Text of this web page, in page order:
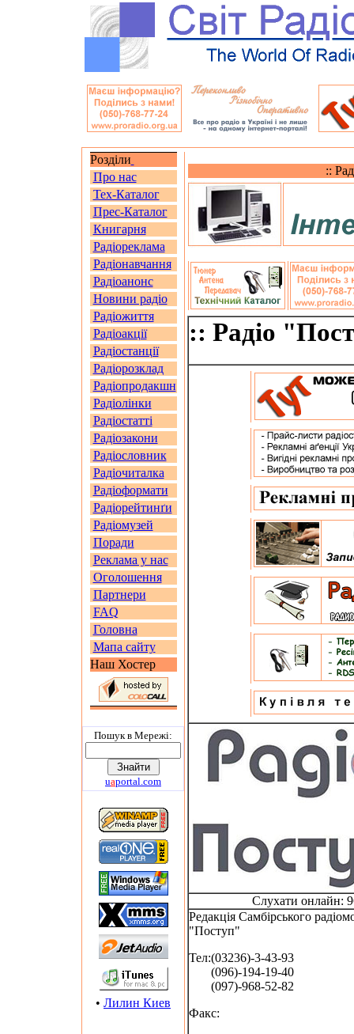
Розділи
Про нас
Тех-Каталог
Прес-Каталог
Книгарня
Радіореклама
Радіонавчання
Радіоанонс
Новини радіо
Радіожиття
Радіоакції
Радіостанції
Радіорозклад
Радіопродакшн
Радіолінки
Радіостатті
Радіозакони
Радіословник
Радіочиталка
Радіоформати
Радіорейтинґи
Радіомузей
Поради
Реклама у нас
Оголошення
Партнери
FAQ
Головна
Мапа сайту
Наш Хостер
Пошук в Мережi:
uaportal.com
• Лилин Киев
::
:: Радіо
Слухати онлайн:
Редакція Самбірського
"Поступ"
Тел:(03236)-3-43-93
(096)-194-19-40
(097)-968-52-82
Факс: